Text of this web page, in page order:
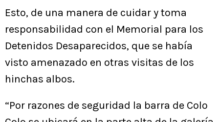
Esto, de una manera de cuidar y toma
responsabilidad con el Memorial para los
Detenidos Desaparecidos, que se había
visto amenazado en otras visitas de los
hinchas albos.
“Por razones de seguridad la barra de Colo